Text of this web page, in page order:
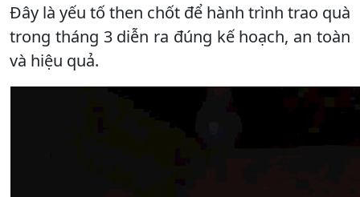
Đây là yếu tố then chốt để hành trình trao quà
trong tháng 3 diễn ra đúng kế hoạch, an toàn
và hiệu quả.